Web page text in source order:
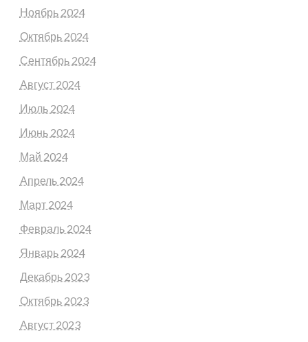
Ноябрь 2024
Октябрь 2024
Сентябрь 2024
Август 2024
Июль 2024
Июнь 2024
Май 2024
Апрель 2024
Март 2024
Февраль 2024
Январь 2024
Декабрь 2023
Октябрь 2023
Август 2023